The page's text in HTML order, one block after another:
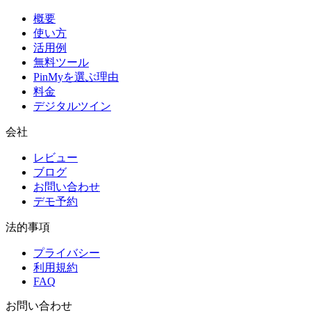
概要
使い方
活用例
無料ツール
PinMyを選ぶ理由
料金
デジタルツイン
会社
レビュー
ブログ
お問い合わせ
デモ予約
法的事項
プライバシー
利用規約
FAQ
お問い合わせ